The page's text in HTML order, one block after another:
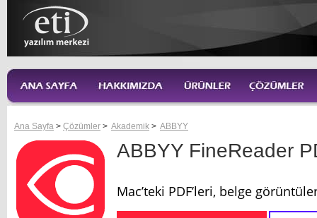
Ana Sayfa > Çözümler > Akademik > ABBYY
ABBYY FineReader
Mac’teki PDF’leri, belge